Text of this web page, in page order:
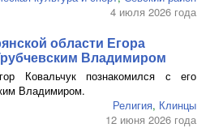
4 июля 2026 года
области Егора
Владимиром
Ковальчук познакомился с его
Владимиром.
Религия, Клинцы
12 июня 2026 года